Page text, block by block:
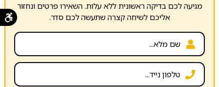
מגיעה לכם בדיקה ראשונית ללא עלות. השאירו פרטים ונחזור
אליכם לשיחה קצרה שתעשה לכם סדר.